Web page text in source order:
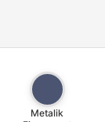
Metalik